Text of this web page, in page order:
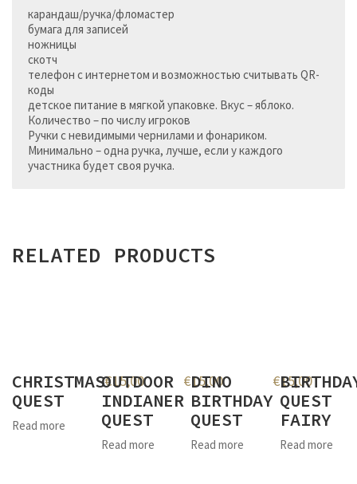
карандаш/ручка/фломастер
бумага для записей
ножницы
скотч
телефон с интернетом и возможностью считывать QR-
коды
детское питание в мягкой упаковке. Вкус – яблоко.
Количество – по числу игроков
Ручки с невидимыми чернилами и фонариком.
Минимально – одна ручка, лучше, если у каждого
участника будет своя ручка.
RELATED PRODUCTS
CHRISTMAS
QUEST
Read more
€15,00
OUTDOOR
INDIANER
QUEST
Read more
€15,00
DINO
BIRTHDAY
QUEST
Read more
€15,00
QUEST
FAIRY
Read more